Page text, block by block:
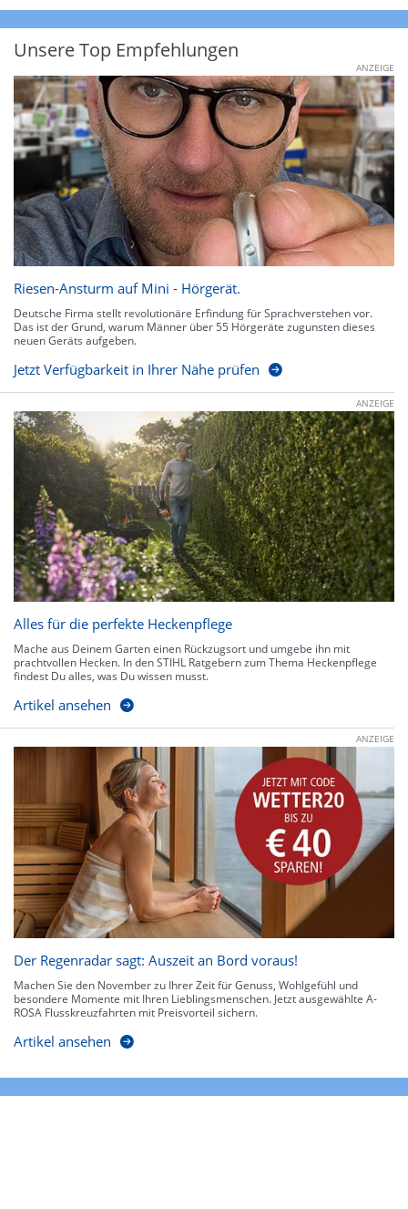
Unsere Top Empfehlungen
ANZEIGE
Riesen-Ansturm auf Mini - Hörgerät.
Deutsche Firma stellt revolutionäre Erfindung für Sprachverstehen vor.
Das ist der Grund, warum Männer über 55 Hörgeräte zugunsten dieses
neuen Geräts aufgeben.
Jetzt Verfügbarkeit in Ihrer Nähe prüfen
ANZEIGE
Alles für die perfekte Heckenpflege
Mache aus Deinem Garten einen Rückzugsort und umgebe ihn mit
prachtvollen Hecken. In den STIHL Ratgebern zum Thema Heckenpflege
findest Du alles, was Du wissen musst.
Artikel ansehen
ANZEIGE
Der Regenradar sagt: Auszeit an Bord voraus!
Machen Sie den November zu Ihrer Zeit für Genuss, Wohlgefühl und
besondere Momente mit Ihren Lieblingsmenschen. Jetzt ausgewählte A-
ROSA Flusskreuzfahrten mit Preisvorteil sichern.
Artikel ansehen